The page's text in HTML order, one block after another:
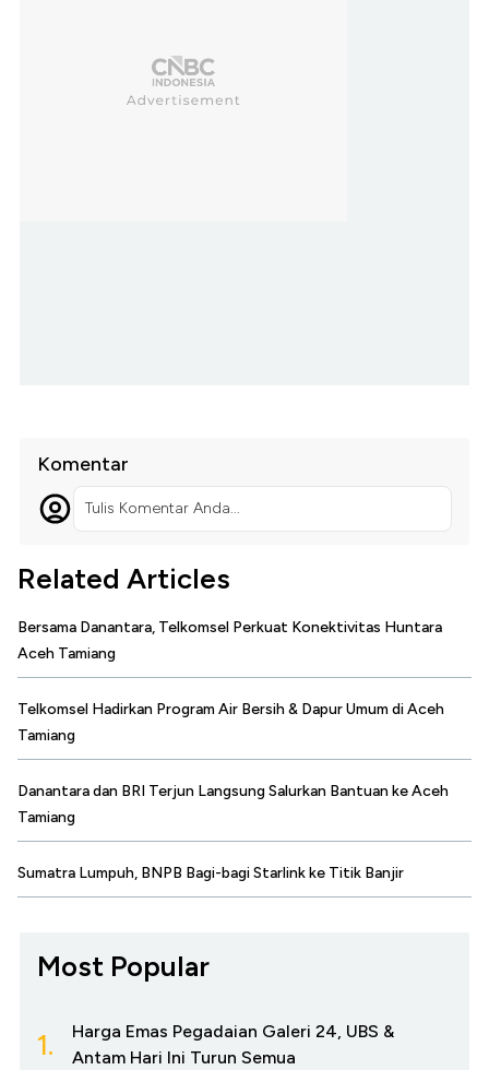
Komentar
Tulis Komentar Anda...
Related Articles
Bersama Danantara, Telkomsel Perkuat Konektivitas Huntara
Aceh Tamiang
Telkomsel Hadirkan Program Air Bersih & Dapur Umum di Aceh
Tamiang
Danantara dan BRI Terjun Langsung Salurkan Bantuan ke Aceh
Tamiang
Sumatra Lumpuh, BNPB Bagi-bagi Starlink ke Titik Banjir
Most Popular
1.
Harga Emas Pegadaian Galeri 24, UBS &
Antam Hari Ini Turun Semua